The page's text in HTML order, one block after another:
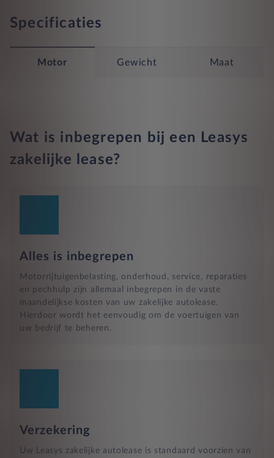
Specificaties
Motor Gewicht Maat
Wat is inbegrepen bij een Leasys
zakelijke lease?
Alles is inbegrepen
Motorrijtuigenbelasting, onderhoud, service, reparaties
en pechhulp zijn allemaal inbegrepen in de vaste
maandelijkse kosten van uw zakelijke autolease.
Hierdoor wordt het eenvoudig om de voertuigen van
uw bedrijf te beheren.
Verzekering
Uw Leasys zakelijke autolease is standaard voorzien van